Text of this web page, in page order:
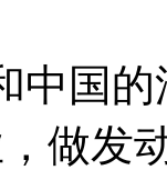
中国
做发